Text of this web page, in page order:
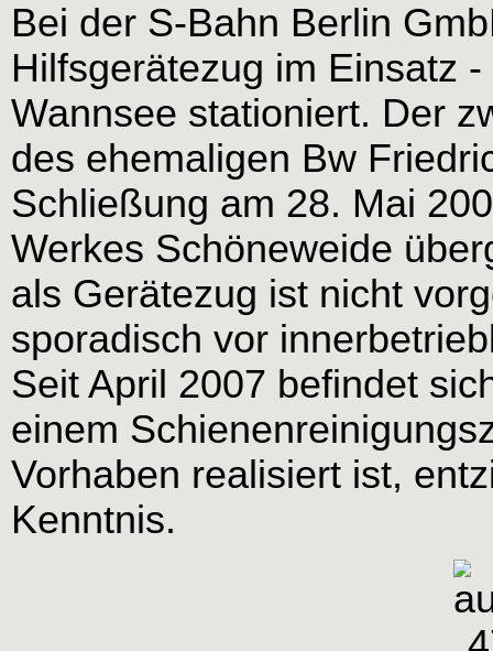
Bei der S-Bahn Berlin
Hilfsgerätezug im Einsatz
Wannsee stationiert. Der
des ehemaligen Bw
Schließung am 28. Mai
Werkes Schöneweide
als Gerätezug ist nicht
sporadisch vor
Seit April 2007 befindet
einem
Vorhaben realisiert ist,
Kenntnis.